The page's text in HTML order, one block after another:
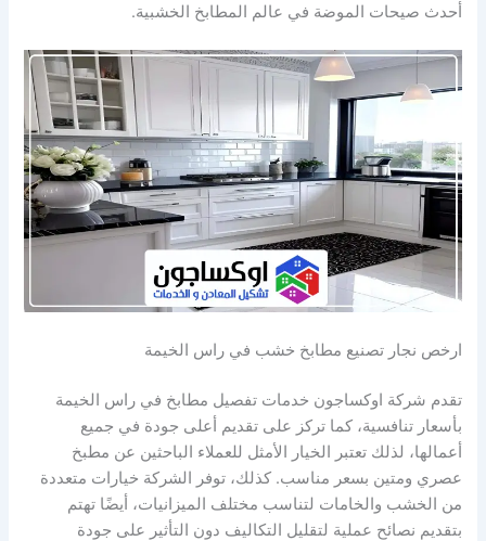
أحدث صيحات الموضة في عالم المطابخ الخشبية.
ارخص نجار تصنيع مطابخ خشب في راس الخيمة
تقدم شركة اوكساجون خدمات تفصيل مطابخ في راس الخيمة
بأسعار تنافسية، كما تركز على تقديم أعلى جودة في جميع
أعمالها، لذلك تعتبر الخيار الأمثل للعملاء الباحثين عن مطبخ
عصري ومتين بسعر مناسب. كذلك، توفر الشركة خيارات متعددة
من الخشب والخامات لتناسب مختلف الميزانيات، أيضًا تهتم
بتقديم نصائح عملية لتقليل التكاليف دون التأثير على جودة